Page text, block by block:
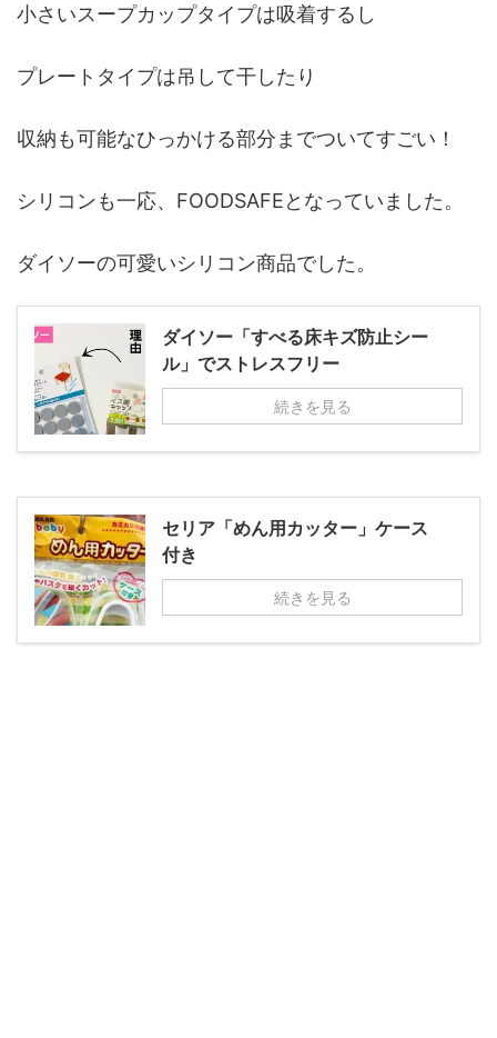
小さいスープカップタイプは吸着するし
プレートタイプは吊して干したり
収納も可能なひっかける部分までついてすごい！
シリコンも一応、FOODSAFEとなっていました。
ダイソーの可愛いシリコン商品でした。
ダイソー「すべる床キズ防止シー
ル」でストレスフリー
続きを見る
セリア「めん用カッター」ケース
付き
続きを見る